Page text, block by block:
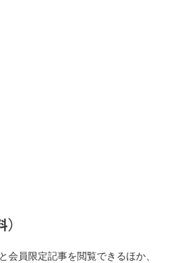
会員限定記事を閲覧できるほか、